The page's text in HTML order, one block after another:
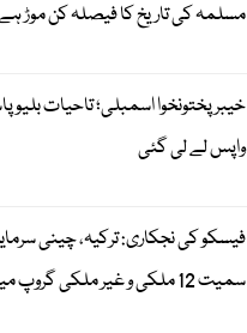
مسلمہ کی تاریخ کا فیصلہ کن موڑ ہے،
خیبرپختونخوا اسمبلی؛ تاحیات
واپس لے لی گئی
فیسکو کی نجکاری: ترکیہ، چینی
سمیت 12 ملکی و غیر ملکی گروپ میدان میں